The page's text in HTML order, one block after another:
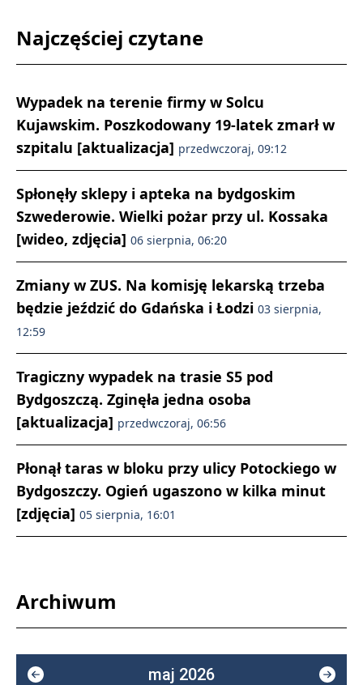
Najczęściej czytane
Wypadek na terenie firmy w Solcu
Kujawskim. Poszkodowany 19-latek zmarł w
szpitalu [aktualizacja] przedwczoraj, 09:12
Spłonęły sklepy i apteka na bydgoskim
Szwederowie. Wielki pożar przy ul. Kossaka
[wideo, zdjęcia] 06 sierpnia, 06:20
Zmiany w ZUS. Na komisję lekarską trzeba
będzie jeździć do Gdańska i Łodzi 03 sierpnia,
12:59
Tragiczny wypadek na trasie S5 pod
Bydgoszczą. Zginęła jedna osoba
[aktualizacja] przedwczoraj, 06:56
Płonął taras w bloku przy ulicy Potockiego w
Bydgoszczy. Ogień ugaszono w kilka minut
[zdjęcia] 05 sierpnia, 16:01
Archiwum
maj 2026